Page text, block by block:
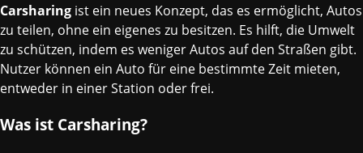
Carsharing ist ein neues Konzept, das es ermöglicht, Autos
zu teilen, ohne ein eigenes zu besitzen. Es hilft, die Umwelt
zu schützen, indem es weniger Autos auf den Straßen gibt.
Nutzer können ein Auto für eine bestimmte Zeit mieten,
entweder in einer Station oder frei.
Was ist Carsharing?